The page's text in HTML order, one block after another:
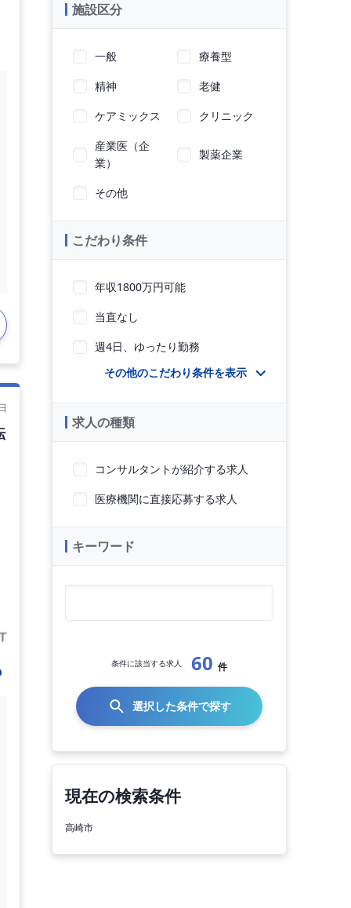
施設区分
一般
療養型
精神
老健
ケアミックス
クリニック
産業医（企
業）
製薬企業
その他
こだわり条件
年収1800万円可能
当直なし
週4日、ゆったり勤務
その他のこだわり条件を表示
求人の種類
コンサルタントが紹介する求人
医療機関に直接応募する求人
キーワード
条件に該当する求人 60 件
選択した条件で探す
現在の検索条件
高崎市